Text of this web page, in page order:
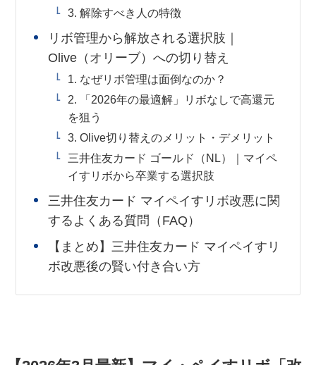
3. 解除すべき人の特徴
リボ管理から解放される選択肢｜
Olive（オリーブ）への切り替え
1. なぜリボ管理は面倒なのか？
2. 「2026年の最適解」リボなしで高還元
を狙う
3. Olive切り替えのメリット・デメリット
三井住友カード ゴールド（NL）｜マイペ
イすリボから卒業する選択肢
三井住友カード マイペイすリボ改悪に関
するよくある質問（FAQ）
【まとめ】三井住友カード マイペイすリ
ボ改悪後の賢い付き合い方